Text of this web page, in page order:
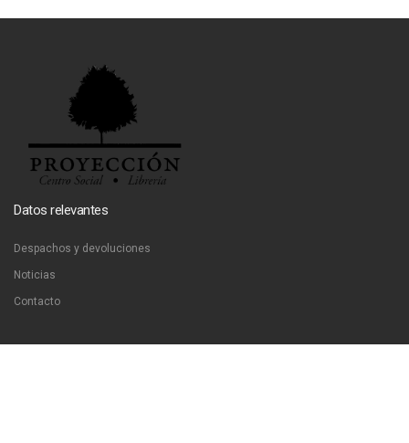
Datos relevantes
Despachos y devoluciones
Noticias
Contacto
Contáctanos